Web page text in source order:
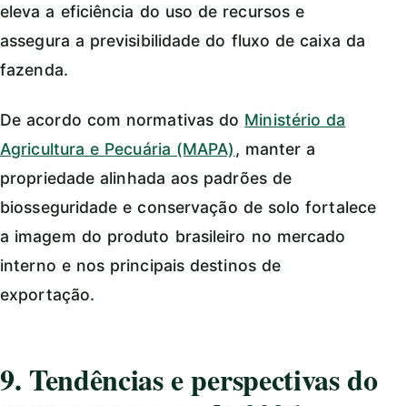
eleva a eficiência do uso de recursos e
assegura a previsibilidade do fluxo de caixa da
fazenda.
De acordo com normativas do Ministério da
Agricultura e Pecuária (MAPA), manter a
propriedade alinhada aos padrões de
biosseguridade e conservação de solo fortalece
a imagem do produto brasileiro no mercado
interno e nos principais destinos de
exportação.
9. Tendências e perspectivas do